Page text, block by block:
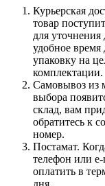
Курьерская
товар
для
удобное время
упаковку на
комплектации.
Самовывоз из
выбора
склад, вам
обратитесь к
номер.
Постамат.
телефон или
оплатить в
дня.